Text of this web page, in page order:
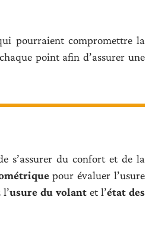
pourraient compromettre la
point afin d’assurer une
s’assurer du confort et de la
pour évaluer l’usure
usure du volantet l’état des